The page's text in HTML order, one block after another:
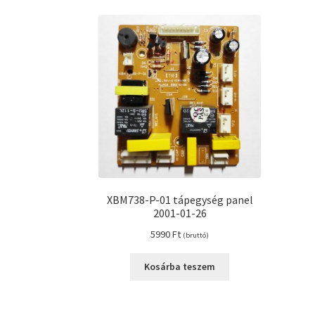
XBM738-P-01 tápegység panel
2001-01-26
5990Ft (bruttó)
Kosárba teszem